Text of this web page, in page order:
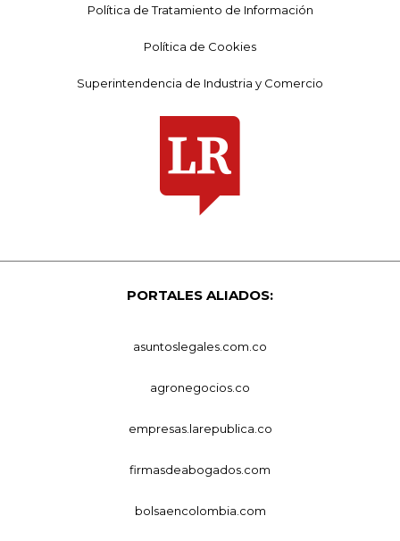
Política de Tratamiento de Información
Política de Cookies
Superintendencia de Industria y Comercio
PORTALES ALIADOS:
asuntoslegales.com.co
agronegocios.co
empresas.larepublica.co
firmasdeabogados.com
bolsaencolombia.com